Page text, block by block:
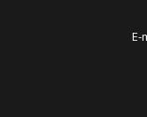
E-